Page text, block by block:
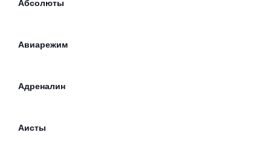
Абсолюты
Авиарежим
Адреналин
Аисты